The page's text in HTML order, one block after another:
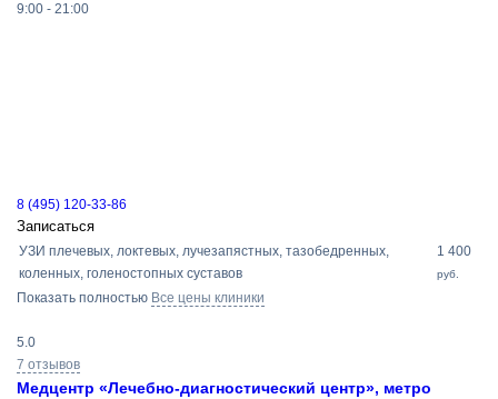
9:00 - 21:00
8 (495) 120-33-86
Записаться
УЗИ плечевых, локтевых, лучезапястных, тазобедренных,
коленных, голеностопных суставов
1 400
руб.
Показать полностью Все цены клиники
5.0
7 отзывов
Медцентр «Лечебно-диагностический центр», метро